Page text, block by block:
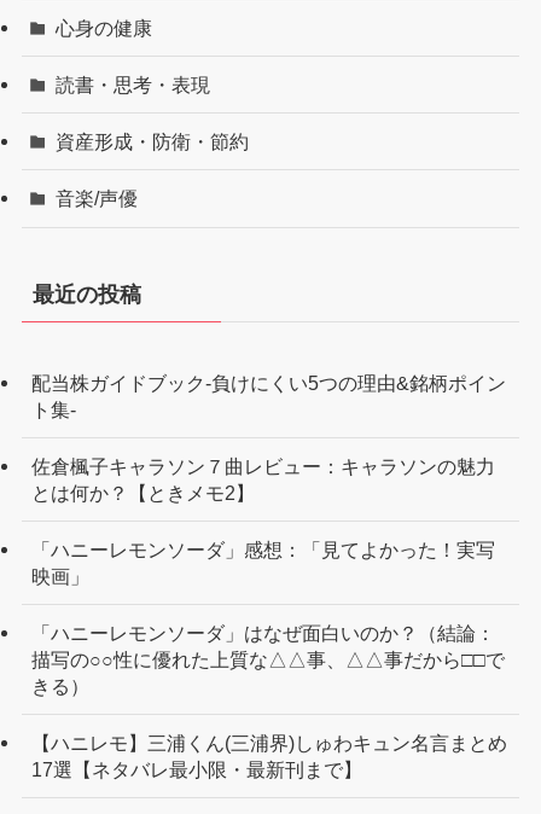
心身の健康
読書・思考・表現
資産形成・防衛・節約
音楽/声優
最近の投稿
配当株ガイドブック-負けにくい5つの理由&銘柄ポイン
ト集-
佐倉楓子キャラソン７曲レビュー：キャラソンの魅力
とは何か？【ときメモ2】
「ハニーレモンソーダ」感想：「見てよかった！実写
映画」
「ハニーレモンソーダ」はなぜ面白いのか？（結論：
描写の○○性に優れた上質な△△事、△△事だから□□で
きる）
【ハニレモ】三浦くん(三浦界)しゅわキュン名言まとめ
17選【ネタバレ最小限・最新刊まで】